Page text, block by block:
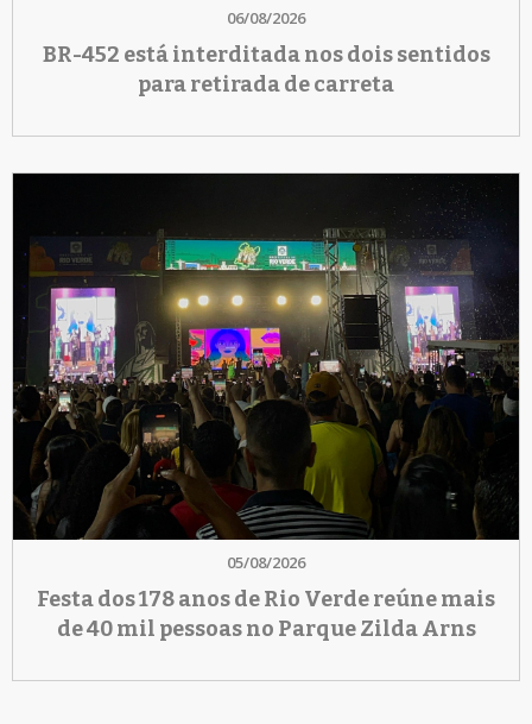
06/08/2026
BR-452 está interditada nos dois sentidos
para retirada de carreta
05/08/2026
Festa dos 178 anos de Rio Verde reúne mais
de 40 mil pessoas no Parque Zilda Arns